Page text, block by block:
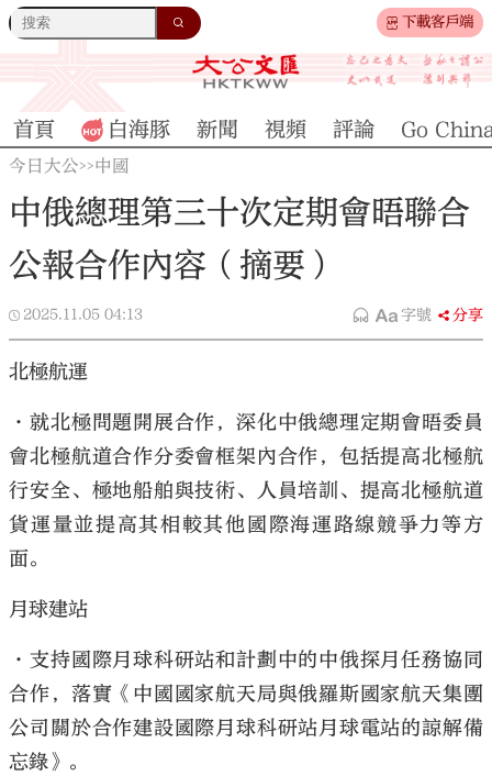
下載客戶端
首頁 白海豚 新聞 視頻 評論 Go
今日大公>>中國
中俄總理第三十次定期會晤聯合
公報合作內容（摘要）
2025.11.05 04:13 字號 分享
北極航運
•就北極問題開展合作，深化中俄總理定期會晤委員
會北極航道合作分委會框架內合作，包括提高北極航
行安全、極地船舶與技術、人員培訓、提高北極航道
貨運量並提高其相較其他國際海運路線競爭力等方
面。
月球建站
•支持國際月球科研站和計劃中的中俄探月任務協同
合作，落實《中國國家航天局與俄羅斯國家航天集團
公司關於合作建設國際月球科研站月球電站的諒解備
忘錄》。